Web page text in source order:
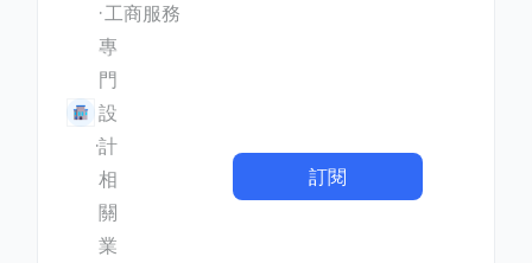
工商服務
專
門
設
計
相
關
業
訂閱